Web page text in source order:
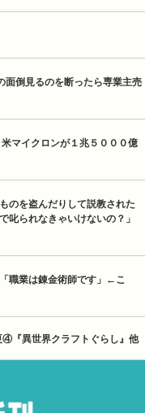
面倒見るのを断ったら専業主売
マイクロンが１兆５０００億
のを盗んだりして説教された
叱られなきゃいけないの？」
職業は錬金術師です」←こ
④『異世界クラフトぐらし』他